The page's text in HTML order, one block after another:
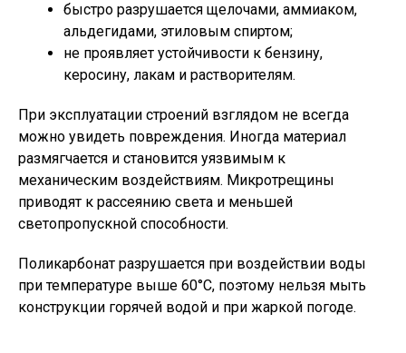
быстро разрушается щелочами, аммиаком,
альдегидами, этиловым спиртом;
не проявляет устойчивости к бензину,
керосину, лакам и растворителям.
При эксплуатации строений взглядом не всегда
можно увидеть повреждения. Иногда материал
размягчается и становится уязвимым к
механическим воздействиям. Микротрещины
приводят к рассеянию света и меньшей
светопропускной способности.
Поликарбонат разрушается при воздействии воды
при температуре выше 60°С, поэтому нельзя мыть
конструкции горячей водой и при жаркой погоде.